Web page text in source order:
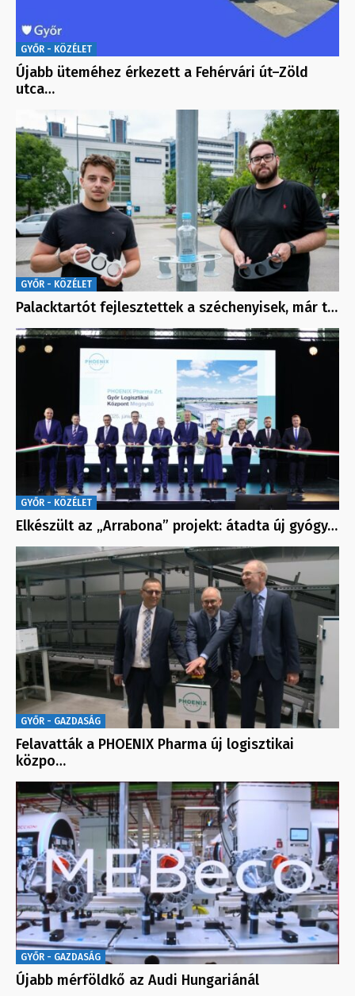
GYŐR - KÖZÉLET
Újabb üteméhez érkezett a Fehérvári út–Zöld
utca…
GYŐR - KÖZÉLET
Palacktartót fejlesztettek a széchenyisek, már t…
GYŐR - KÖZÉLET
Elkészült az „Arrabona” projekt: átadta új gyógy…
GYŐR - GAZDASÁG
Felavatták a PHOENIX Pharma új logisztikai
közpo…
GYŐR - GAZDASÁG
Újabb mérföldkő az Audi Hungariánál